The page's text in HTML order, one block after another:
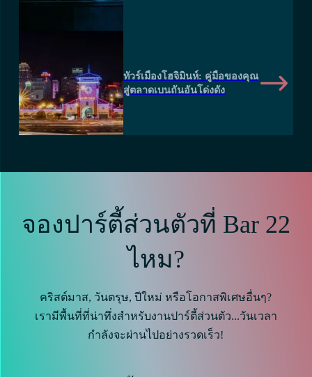
ทัวร์เมืองโฮจิมินห์: คู่มือของคุณ
สู่ตลาดเบนถันอันโด่งดัง
จองปาร์ตี้ส่วนตัวที่ Bar 22
ไหม?
คริสต์มาส, วันตรุษ, ปีใหม่ หรือโอกาสพิเศษอื่นๆ?
เรามีพื้นที่ที่น่าทึ่งสำหรับงานปาร์ตี้ส่วนตัว...วันเวลา
กำลังจะผ่านไปอย่างรวดเร็ว!